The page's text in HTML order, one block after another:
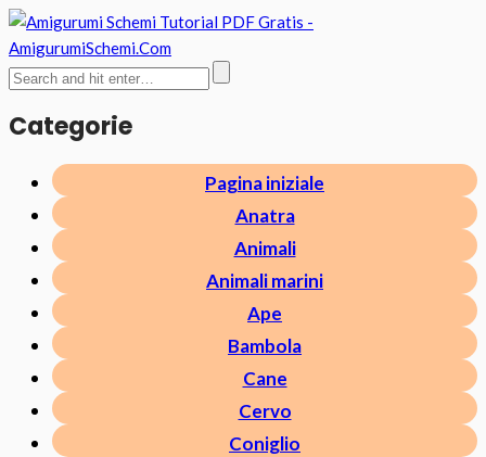
Categorie
Pagina iniziale
Anatra
Animali
Animali marini
Ape
Bambola
Cane
Cervo
Coniglio